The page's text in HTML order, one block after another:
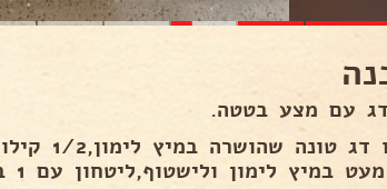
עם מצע בטטה.
1/2